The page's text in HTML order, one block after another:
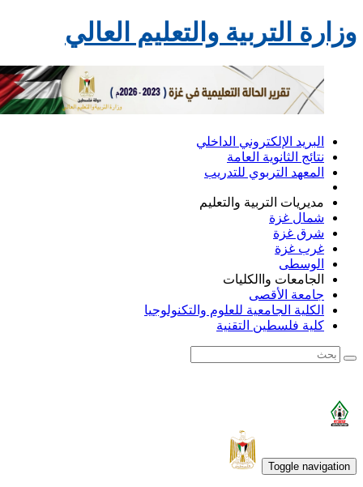
التربية والتعليم العالي
البريد الإلكتروني الداخلي
نتائج الثانوية العامة
المعهد التربوي للتدريب
مديريات التربية والتعليم
شمال غزة
شرق غزة
غرب غزة
الوسطى
الجامعات واالكليات
جامعة الأقصى
الكلية الجامعية للعلوم والتكنولوجيا
كلية فلسطين التقنية
Toggle navigation